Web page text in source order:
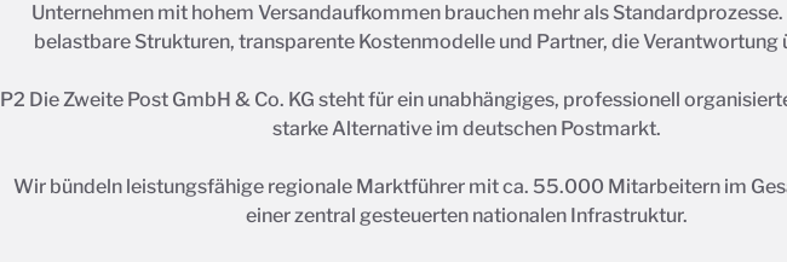
Unternehmen mit hohem Versandaufkommen brauchen mehr als Standardprozesse.
belastbare Strukturen, transparente Kostenmodelle und Partner, die Verantwortung
P2 Die Zweite Post GmbH & Co. KG steht für ein unabhängiges, professionell
starke Alternative im deutschen Postmarkt.
Wir bündeln leistungsfähige regionale Marktführer mit ca. 55.000 Mitarbeitern im
einer zentral gesteuerten nationalen Infrastruktur.